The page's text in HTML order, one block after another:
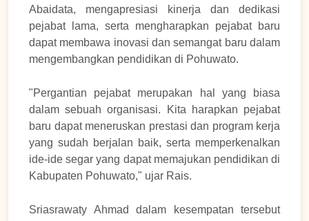
Abaidata, mengapresiasi kinerja dan dedikasi
pejabat lama, serta mengharapkan pejabat baru
dapat membawa inovasi dan semangat baru dalam
mengembangkan pendidikan di Pohuwato.
"Pergantian pejabat merupakan hal yang biasa
dalam sebuah organisasi. Kita harapkan pejabat
baru dapat meneruskan prestasi dan program kerja
yang sudah berjalan baik, serta memperkenalkan
ide-ide segar yang dapat memajukan pendidikan di
Kabupaten Pohuwato," ujar Rais.
Sriasrawaty Ahmad dalam kesempatan tersebut